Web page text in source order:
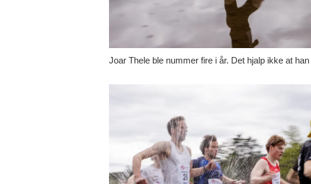
Joar Thele ble nummer fire i år. Det hjalp ikke at